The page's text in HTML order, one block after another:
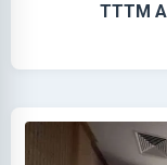
TTTM